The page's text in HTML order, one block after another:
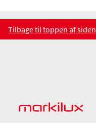
Tilbage til toppen af siden